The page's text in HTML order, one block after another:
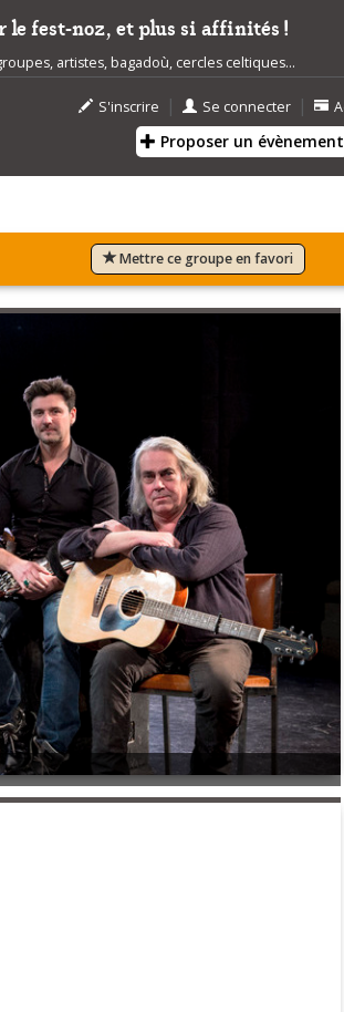
le fest-noz, et plus si affinités !
artistes, bagadoù, cercles celtiques...
S'inscrire | Se connecter |
Proposer un évènement
Mettre ce groupe en favori